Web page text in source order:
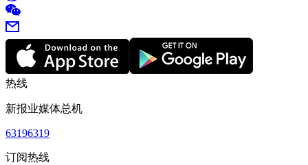
热线
新报业媒体总机
63196319
订阅热线